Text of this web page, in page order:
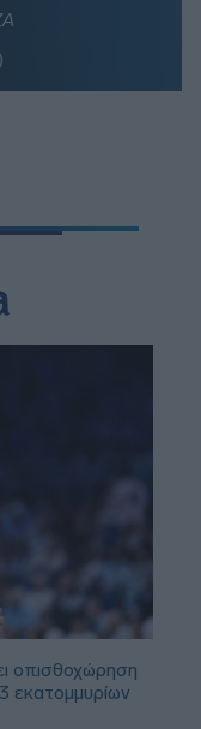
οπισθοχώρηση
εκατομμυρίων